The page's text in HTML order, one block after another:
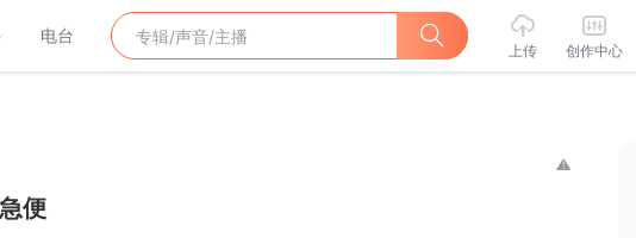
电台
上传 创作中心
便